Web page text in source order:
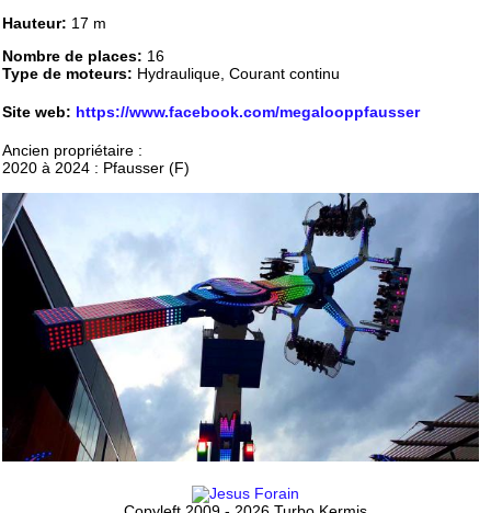
Hauteur: 17 m
Nombre de places: 16
Type de moteurs: Hydraulique, Courant continu
Site web: https://www.facebook.com/megalooppfausser
Ancien propriétaire :
2020 à 2024 : Pfausser (F)